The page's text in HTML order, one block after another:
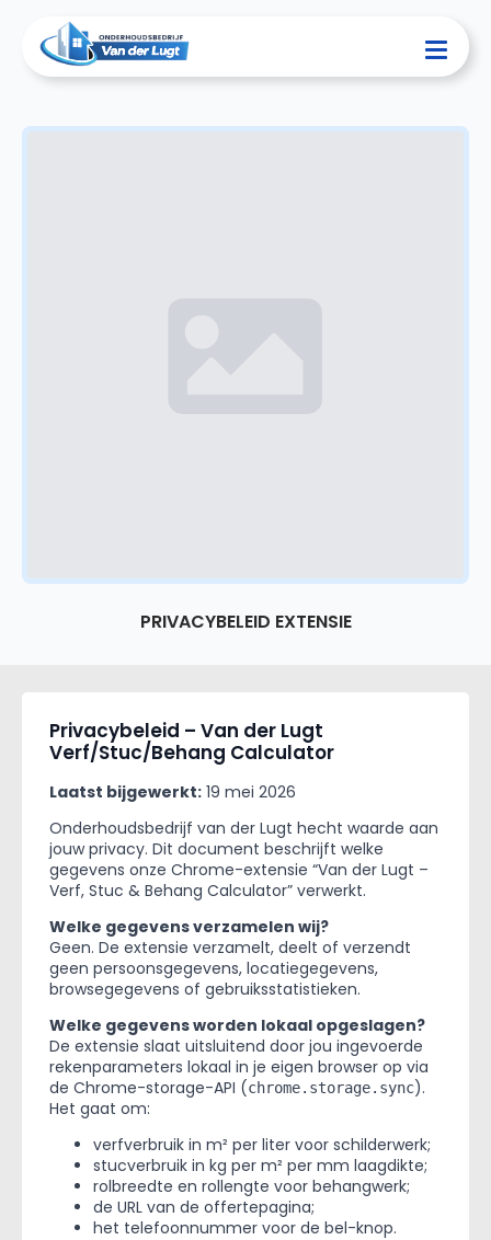
PRIVACYBELEID EXTENSIE
Privacybeleid – Van der Lugt
Verf/Stuc/Behang Calculator
Laatst bijgewerkt: 19 mei 2026
Onderhoudsbedrijf van der Lugt hecht waarde aan
jouw privacy. Dit document beschrijft welke
gegevens onze Chrome-extensie “Van der Lugt –
Verf, Stuc & Behang Calculator” verwerkt.
Welke gegevens verzamelen wij?
Geen. De extensie verzamelt, deelt of verzendt
geen persoonsgegevens, locatiegegevens,
browsegegevens of gebruiksstatistieken.
Welke gegevens worden lokaal opgeslagen?
De extensie slaat uitsluitend door jou ingevoerde
rekenparameters lokaal in je eigen browser op via
de Chrome-storage-API (chrome.storage.sync).
Het gaat om:
verfverbruik in m² per liter voor schilderwerk;
stucverbruik in kg per m² per mm laagdikte;
rolbreedte en rollengte voor behangwerk;
de URL van de offertepagina;
het telefoonnummer voor de bel-knop.